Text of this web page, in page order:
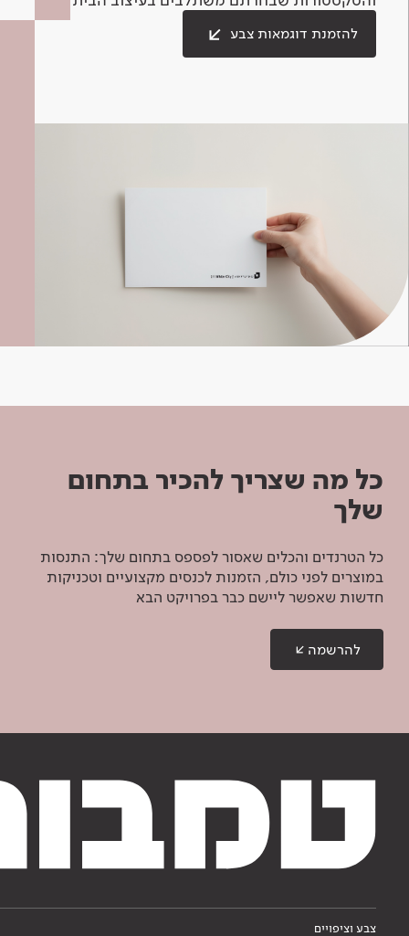
להזמנת דוגמאות צבע
כל מה שצריך להכיר בתחום
שלך
כל הטרנדים והכלים שאסור לפספס בתחום שלך: התנסות
במוצרים לפני כולם, הזמנות לכנסים מקצועיים וטכניקות
חדשות שאפשר ליישם כבר בפרויקט הבא
להרשמה
צבע וציפויים